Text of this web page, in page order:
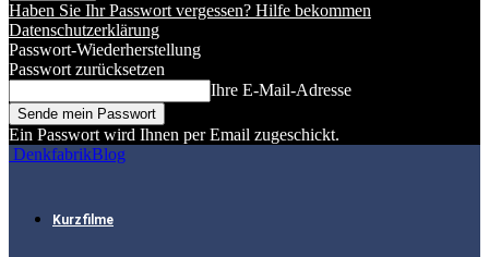
Haben Sie Ihr Passwort vergessen? Hilfe bekommen
Datenschutzerklärung
Passwort-Wiederherstellung
Passwort zurücksetzen
Ihre E-Mail-Adresse
Ein Passwort wird Ihnen per Email zugeschickt.
DenkfabrikBlog
Kurzfilme